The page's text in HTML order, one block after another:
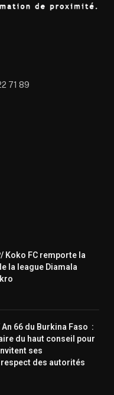
71 89
Koko FC remporte la
la league Diamala
66 du Burkina Faso :
du haut conseil pour
ses
des autorités